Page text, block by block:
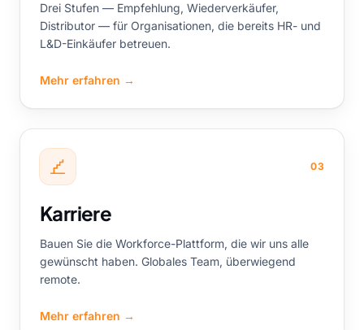
Drei Stufen — Empfehlung, Wiederverkäufer,
Distributor — für Organisationen, die bereits HR- und
L&D-Einkäufer betreuen.
Mehr erfahren →
03
Karriere
Bauen Sie die Workforce-Plattform, die wir uns alle
gewünscht haben. Globales Team, überwiegend
remote.
Mehr erfahren →